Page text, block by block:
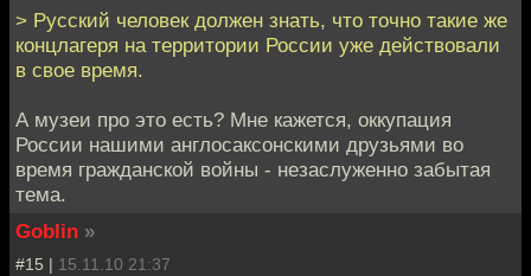
> Русский человек должен знать, что точно такие же
концлагеря на территории России уже действовали
в свое время.
А музеи про это есть? Мне кажется, оккупация
России нашими англосаксонскими друзьями во
время гражданской войны - незаслуженно забытая
тема.
Goblin »
#15 | 15.11.10 21:37